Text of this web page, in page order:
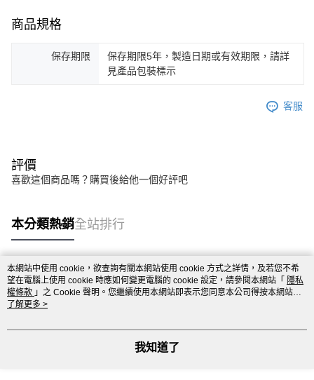
商品規格
保存期限
保存期限5年，製造日期或有效期限，請詳
見產品包裝標示
客服
評價
喜歡這個商品嗎？購買後給他一個好評吧
本分類熱銷全站排行
熱門標籤
本網站中使用 cookie，欲查詢有關本網站使用 cookie 方式之詳情，及若您不希
望在電腦上使用 cookie 時應如何變更電腦的 cookie 設定，請參閱本網站「 隱私
權條款 」之 Cookie 聲明。您繼續使用本網站即表示您同意本公司得按本網站使
用條款之 Cookie 聲明使用 cookie。
了解更多 >
我知道了